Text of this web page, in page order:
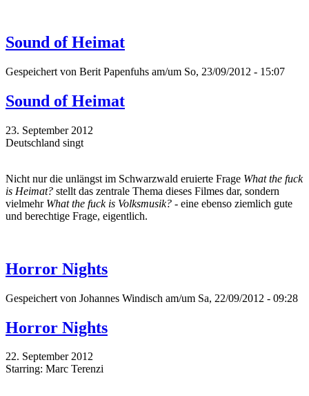
Sound of Heimat
Gespeichert von Berit Papenfuhs am/um So, 23/09/2012 - 15:07
Sound of Heimat
23. September 2012
Deutschland singt
Nicht nur die unlängst im Schwarzwald eruierte Frage What the fuck
is Heimat? stellt das zentrale Thema dieses Filmes dar, sondern
vielmehr What the fuck is Volksmusik? - eine ebenso ziemlich gute
und berechtige Frage, eigentlich.
Horror Nights
Gespeichert von Johannes Windisch am/um Sa, 22/09/2012 - 09:28
Horror Nights
22. September 2012
Starring: Marc Terenzi